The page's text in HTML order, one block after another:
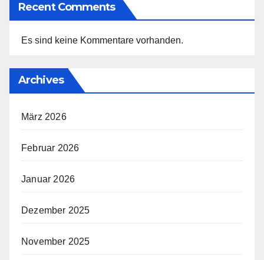
Recent Comments
Es sind keine Kommentare vorhanden.
Archives
März 2026
Februar 2026
Januar 2026
Dezember 2025
November 2025